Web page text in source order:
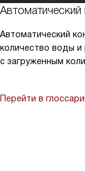
Автоматический
Автоматический
количество воды и
с загруженным
Перейти в